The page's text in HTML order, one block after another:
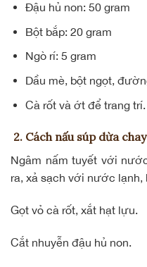
Đậu hủ non: 50 gram
Bột bắp: 20 gram
Ngò rí: 5 gram
Dầu mè, bột ngọt,
Cà rốt và ớt để trang trí.
2. Cách nấu súp dừa
Ngâm nấm tuyết với
ra, xả sạch với nước lạnh,
Gọt vỏ cà rốt, xắt hạt lựu.
Cắt nhuyễn đậu hủ non.